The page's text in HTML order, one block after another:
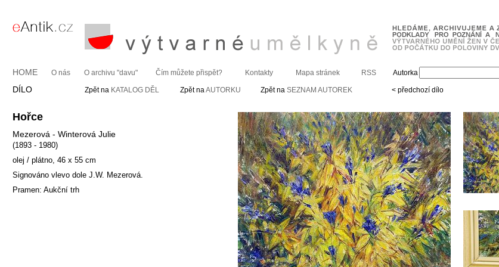
HOME O nás O archivu "davu" Čím můžete přispět? Kontakty Mapa stránek RSS Autorka
DÍLO Zpět na KATALOG DĚL Zpět naAUTORKU Zpět na SEZNAM AUTOREK < předchozí dílo
Hořce
Mezerová - Winterová Julie
(1893 - 1980)
olej / plátno, 46 x 55 cm
Signováno vlevo dole J.W. Mezerová.
Pramen: Aukční trh